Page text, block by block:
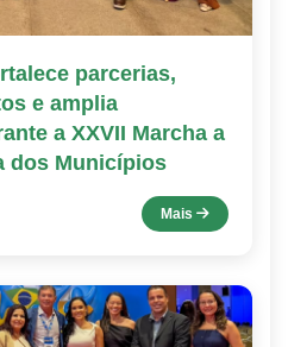
parcerias,
e amplia
a XXVII Marcha a
dos Municípios
Mais